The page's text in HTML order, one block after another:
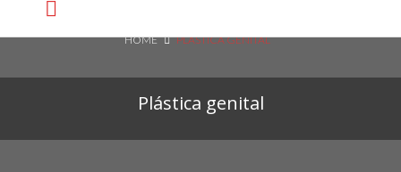
HOME PLÁSTICA GENITAL
Plástica genital